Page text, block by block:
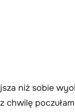
niż sobie
chwilę